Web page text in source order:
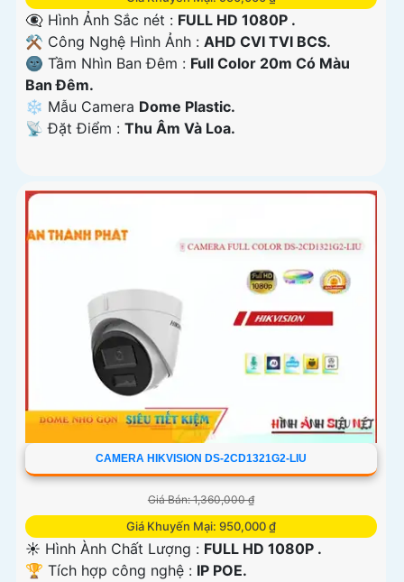
👁️‍🗨 Hình Ảnh Sắc nét : FULL HD 1080P .
⚒ Công Nghệ Hình Ảnh : AHD CVI TVI BCS.
🌚 Tầm Nhìn Ban Đêm : Full Color 20m Có Màu
Ban Ðêm.
❄ Mẫu Camera Dome Plastic.
️📡 Đặt Điểm : Thu Âm Và Loa.
CAMERA HIKVISION DS-2CD1321G2-LIU
Giá Bán: 1,360,000 ₫
Giá Khuyến Mại: 950,000 ₫
☀️ Hình Ành Chất Lượng : FULL HD 1080P .
🏆 Tích hợp công nghệ : IP POE.